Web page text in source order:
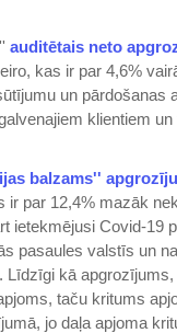
auditētais neto
kas ir par 4,6%
un pārdošanas
klientiem
balzams''
ir par 12,4% mazāk
ietekmējusi Covid-19
pasaules valstīs un
Līdzīgi kā apgrozījums,
taču kritums
jo daļa apjoma